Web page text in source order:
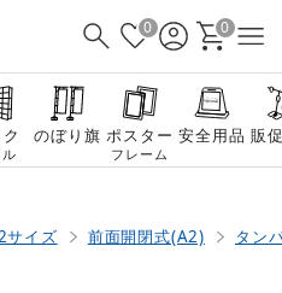
0 0
のぼり旗 ポスター
フレーム
安全用品 販
サイズ 前面開閉式(A2) タン